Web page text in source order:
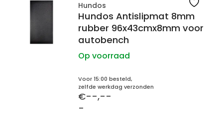
Hundos
Hundos Antislipmat 8mm
rubber 96x43cmx8mm voor
autobench
Op voorraad
Voor 15:00 besteld,
zelfde werkdag verzonden
€--,--
-